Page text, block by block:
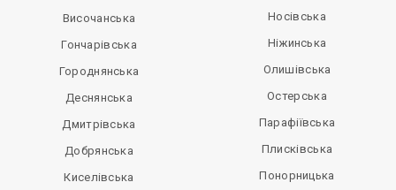
Височанська
Гончарівська
Городнянська
Деснянська
Дмитрівська
Добрянська
Киселівська
Носівська
Ніжинська
Олишівська
Остерська
Парафіївська
Плисківська
Понорницька